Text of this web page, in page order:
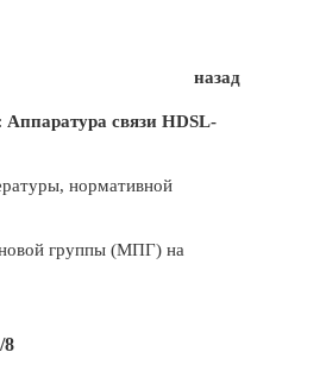
назад
Аппаратура связи HDSL-
нормативной
группы (МПГ) на
8